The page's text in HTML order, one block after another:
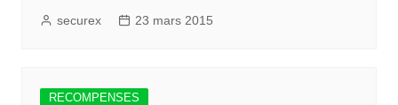
securex 23 mars 2015
RECOMPENSES